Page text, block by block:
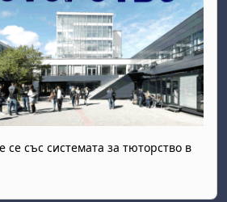
се със системата за тюторство в